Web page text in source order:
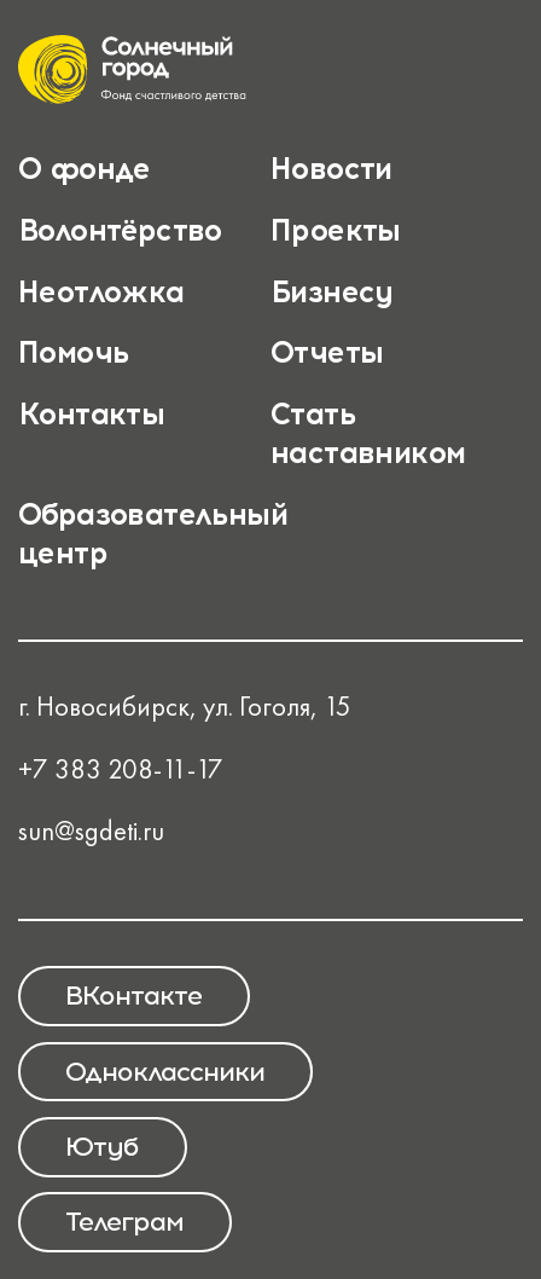
О фонде
Новости
Волонтёрство
Проекты
Неотложка
Бизнесу
Помочь
Отчеты
Контакты
Стать
наставником
Образовательный
центр
г. Новосибирск, ул. Гоголя, 15
+7 383 208-11-17
sun@sgdeti.ru
ВКонтакте
Одноклассники
Ютуб
Телеграм